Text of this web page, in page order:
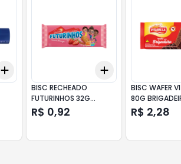
Add Add
BISC RECHEADO
FUTURINHOS 32G
MORANGO
R$ 0,92
BISC WAFER
80G
R$ 2,28